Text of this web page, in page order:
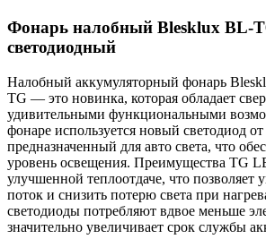
Фонарь налобный Blesklux BL-
светодиодный
Налобный аккумуляторный фонарь
TG — это новинка, которая обладает
удивительными функциональными
фонаре используется новый светодиод
предназначенный для авто света, что
уровень освещения. Преимущества TG
улучшенной теплоотдаче, что позволяет
поток и снизить потерю света при
светодиоды потребляют вдвое меньше
значительно увеличивает срок службы